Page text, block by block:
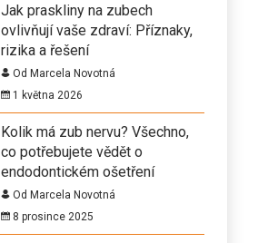
Jak praskliny na zubech
ovlivňují vaše zdraví: Příznaky,
rizika a řešení
Od Marcela Novotná
1 května 2026
Kolik má zub nervu? Všechno,
co potřebujete vědět o
endodontickém ošetření
Od Marcela Novotná
8 prosince 2025